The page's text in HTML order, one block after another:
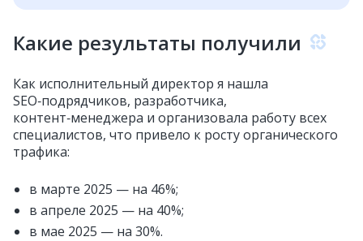
Какие результаты получили
Как исполнительный директор я нашла
SEO‑подрядчиков, разработчика,
контент‑менеджера и организовала работу всех
специалистов, что привело к росту органического
трафика:
в марте 2025 — на 46%;
в апреле 2025 — на 40%;
в мае 2025 — на 30%.